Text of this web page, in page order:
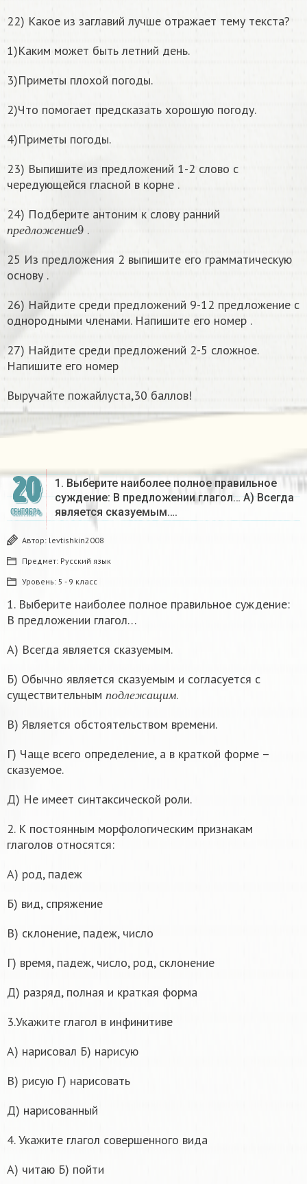
22) Какое из заглавий лучше отражает тему текста?
1)Каким может быть летний день.
3)Приметы плохой погоды.
2)Что помогает предсказать хорошую погоду.
4)Приметы погоды.
23) Выпишите из предложений 1-2 слово с
чередующейся гласной в корне .
24) Подберите антоним к слову ранний
п р е дл о ж е н и е
пре д ложение9.
25 Из предложения 2 выпишите его грамматическую
основу .
26) Найдите среди предложений 9-12 предложение с
однородными членами. Напишите его номер .
27) Найдите среди предложений 2-5 сложное.
Напишите его номер
Выручайте пожайлуста,30 баллов!
20
СЕНТЯБРЬ
1. Выберите наиболее полное правильное
суждение: В предложении глагол… А) Всегда
является сказуемым….
Автор: levtishkin2008
Предмет: Русский язык
Уровень: 5 - 9 класс
1. Выберите наиболее полное правильное суждение:
В предложении глагол…
А) Всегда является сказуемым.
Б) Обычно является сказуемым и согласуется с
существительным
п о дл е ж а щ им
по длежащим.
В) Является обстоятельством времени.
Г) Чаще всего определение, а в краткой форме –
сказуемое.
Д) Не имеет синтаксической роли.
2. К постоянным морфологическим признакам
глаголов относятся:
А) род, падеж
Б) вид, спряжение
В) склонение, падеж, число
Г) время, падеж, число, род, склонение
Д) разряд, полная и краткая форма
3.Укажите глагол в инфинитиве
А) нарисовал Б) нарисую
В) рисую Г) нарисовать
Д) нарисованный
4. Укажите глагол совершенного вида
А) читаю Б) пойти